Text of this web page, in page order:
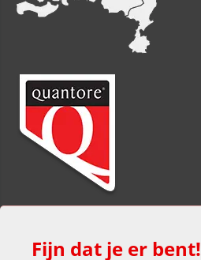
Fijn dat je er bent!